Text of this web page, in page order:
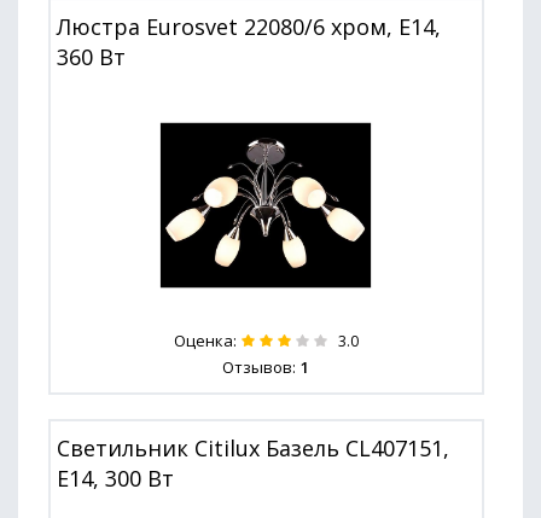
Люстра Eurosvet 22080/6 хром, E14,
360 Вт
Оценка: 3.0
Отзывов: 1
Светильник Citilux Базель CL407151,
E14, 300 Вт